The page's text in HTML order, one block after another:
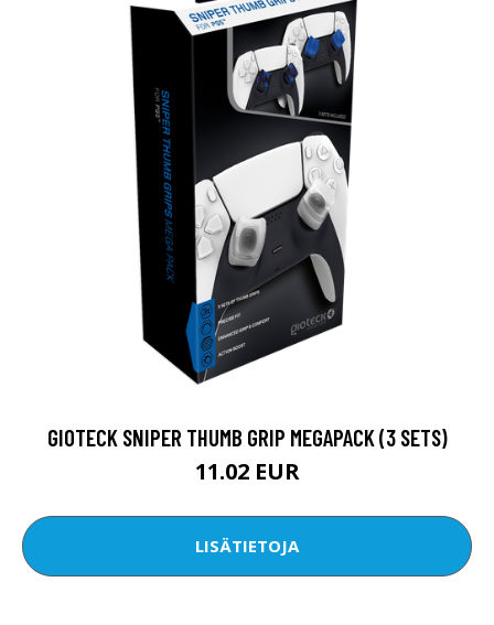
GIOTECK SNIPER THUMB GRIP MEGAPACK (3 SETS)
11.02 EUR
LISÄTIETOJA